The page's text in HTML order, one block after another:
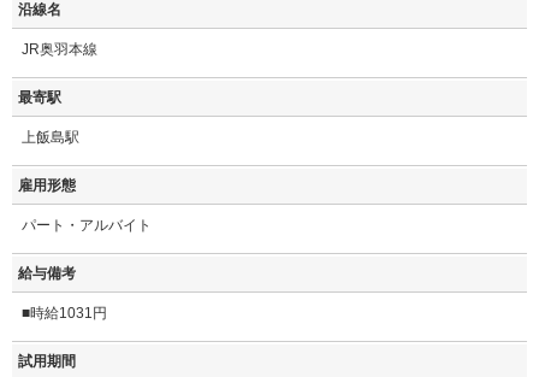
沿線名
JR奥羽本線
最寄駅
上飯島駅
雇用形態
パート・アルバイト
給与備考
■時給1031円
試用期間